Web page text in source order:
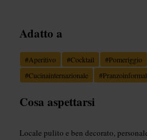
Adatto a
#Aperitivo #Cocktail #Pomeriggio
#Cucinainternazionale #
Cosa aspettarsi
Locale pulito e ben decorato,